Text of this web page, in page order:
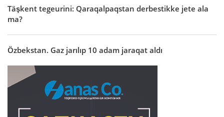
Täşkent tegeurini: Qaraqalpaqstan derbestikke jete ala
ma?
Özbekstan. Gaz jarılıp 10 adam jaraqat aldı